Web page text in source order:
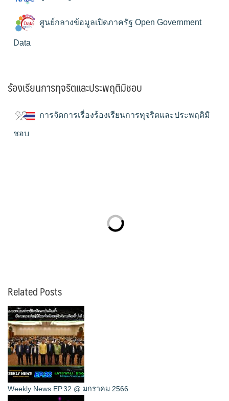
ศูนย์กลางข้อมูลเปิดภาครัฐ Open Government
Data
ร้องเรียนการทุจริตและประพฤติมิชอบ
การจัดการเรื่องร้องเรียนการทุจริตและประพฤติมิ
ชอบ
Related Posts
Weekly News EP.32 @ มกราคม 2566